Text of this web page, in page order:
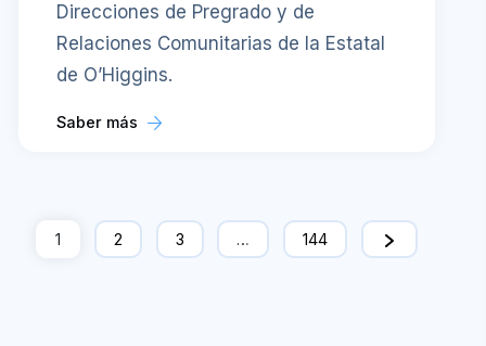
Direcciones de Pregrado y de
Relaciones Comunitarias de la Estatal
de O’Higgins.
Saber más
1 2 3 … 144